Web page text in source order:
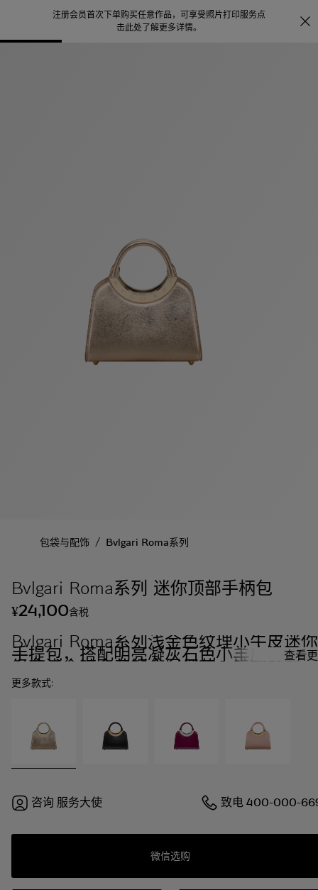
注册会员首次下单购买任意作品，可享受照片打印服务点
击此处了解更多详情。
包袋与配饰 / Bvlgari Roma系列
Bvlgari Roma系列 迷你顶部手柄包
¥24,100含税
Bvlgari Roma系列浅金色纹理小牛皮迷你
手提包，搭配明亮凝灰石色小羊皮衬里。
经典浅金镀金黄铜金属细节，镌刻Bvlgari
宝格丽品牌标识，磁扣开合。
查看
更多款式:
咨询 服务大使 致电400-000-
微信选购